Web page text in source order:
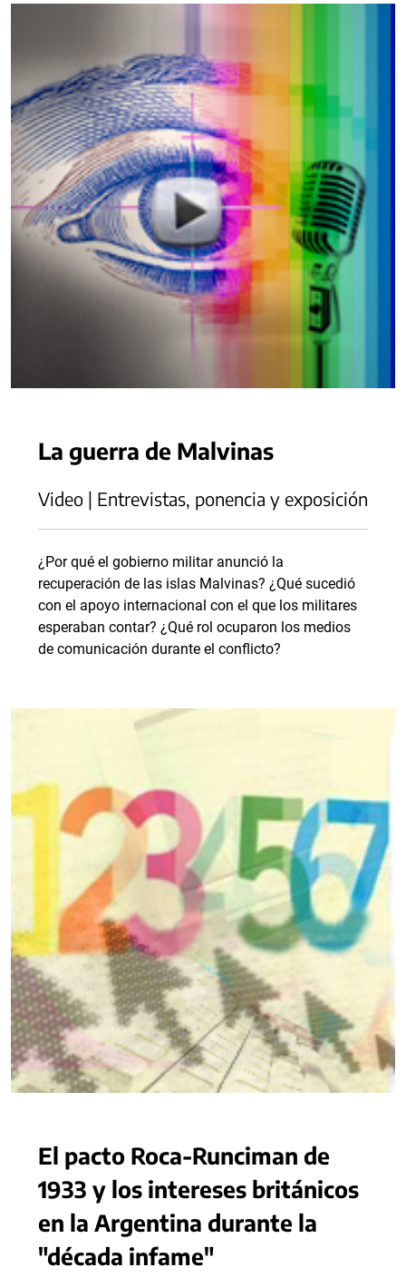
La guerra de Malvinas
Video | Entrevistas, ponencia y exposición
¿Por qué el gobierno militar anunció la
recuperación de las islas Malvinas? ¿Qué sucedió
con el apoyo internacional con el que los militares
esperaban contar? ¿Qué rol ocuparon los medios
de comunicación durante el conflicto?
El pacto Roca-Runciman de
1933 y los intereses británicos
en la Argentina durante la
"década infame"